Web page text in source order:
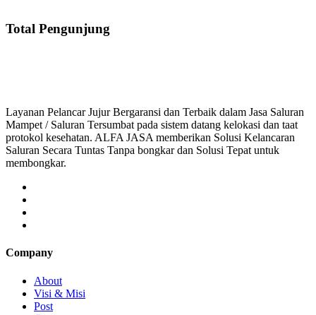
Total Pengunjung
Layanan Pelancar Jujur Bergaransi dan Terbaik dalam Jasa Saluran
Mampet / Saluran Tersumbat pada sistem datang kelokasi dan taat
protokol kesehatan. ALFA JASA memberikan Solusi Kelancaran
Saluran Secara Tuntas Tanpa bongkar dan Solusi Tepat untuk
membongkar.
Company
About
Visi & Misi
Post